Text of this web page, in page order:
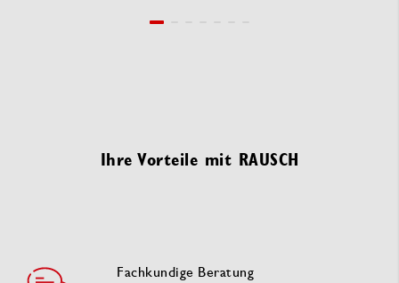
Ihre Vorteile mit RAUSCH
Fachkundige Beratung